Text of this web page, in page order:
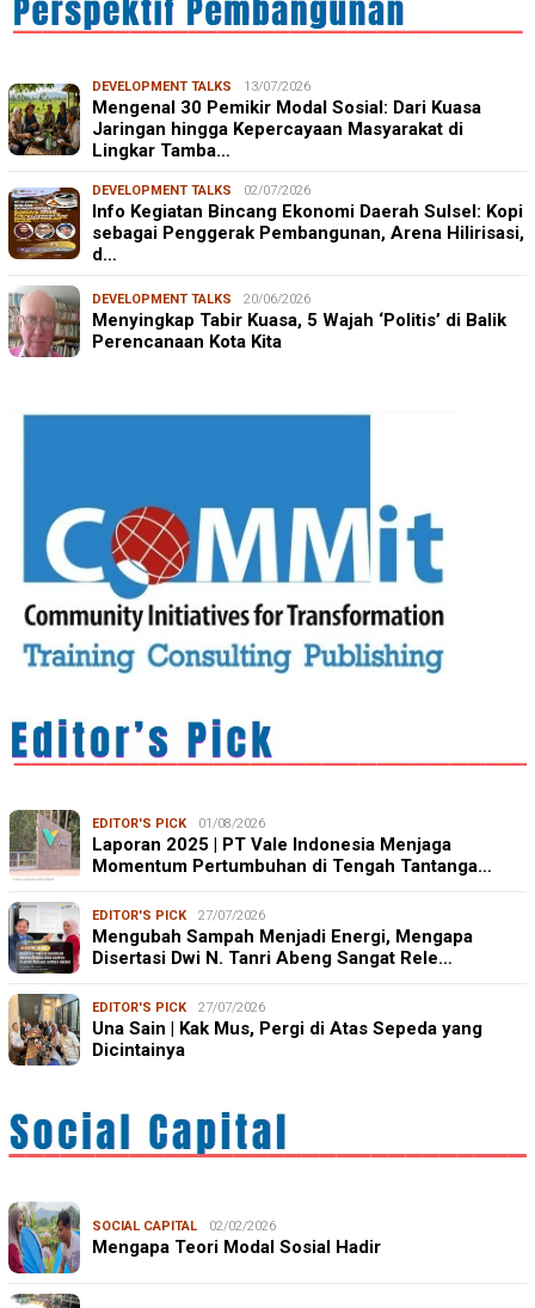
DEVELOPMENT TALKS 13/07/2026
Mengenal 30 Pemikir Modal Sosial: Dari Kuasa
Jaringan hingga Kepercayaan Masyarakat di
Lingkar Tamba…
DEVELOPMENT TALKS 02/07/2026
Info Kegiatan Bincang Ekonomi Daerah Sulsel: Kopi
sebagai Penggerak Pembangunan, Arena Hilirisasi,
d…
DEVELOPMENT TALKS 20/06/2026
Menyingkap Tabir Kuasa, 5 Wajah ‘Politis’ di Balik
Perencanaan Kota Kita
EDITOR'S PICK 01/08/2026
Laporan 2025 | PT Vale Indonesia Menjaga
Momentum Pertumbuhan di Tengah Tantanga…
EDITOR'S PICK 27/07/2026
Mengubah Sampah Menjadi Energi, Mengapa
Disertasi Dwi N. Tanri Abeng Sangat Rele…
EDITOR'S PICK 27/07/2026
Una Sain | Kak Mus, Pergi di Atas Sepeda yang
Dicintainya
SOCIAL CAPITAL 02/02/2026
Mengapa Teori Modal Sosial Hadir